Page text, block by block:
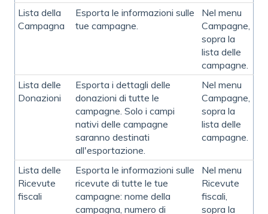
Lista della
Campagna
Esporta le informazioni sulle
tue campagne.
Nel menu
Campagne,
sopra la
lista delle
campagne.
Lista delle
Donazioni
Esporta i dettagli delle
donazioni di tutte le
campagne. Solo i campi
nativi delle campagne
saranno destinati
all'esportazione.
Nel menu
Campagne,
sopra la
lista delle
campagne.
Lista delle
Ricevute
fiscali
Esporta le informazioni sulle
ricevute di tutte le tue
campagne: nome della
campagna, numero di
Nel menu
Ricevute
fiscali,
sopra la